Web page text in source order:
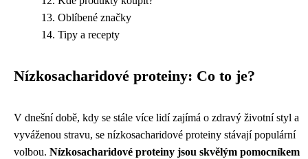
Oblíbené značky
Tipy a recepty
Nízkosacharidové proteiny: Co to je?
V dnešní době, kdy se stále více lidí zajímá o zdravý životní styl a
vyváženou stravu, se nízkosacharidové proteiny stávají populární
volbou. Nízkosacharidové proteiny jsou skvělým pomocníkem